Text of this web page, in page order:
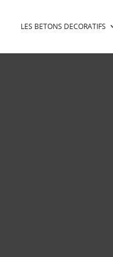
LES BETONS DECORATIFS